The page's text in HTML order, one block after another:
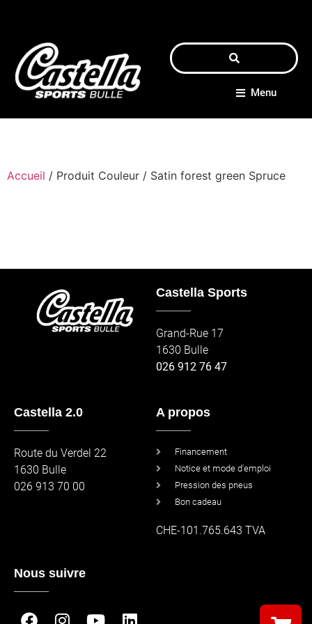
Menu
Accueil / Produit Couleur / Satin forest green Spruce
Castella Sports
Grand-Rue 17
1630 Bulle
026 912 76 47
Castella 2.0
Route du Verdel 22
1630 Bulle
026 913 70 00
A propos
Financement
Notice et mode d'emploi
Pression des pneus
Bon cadeau
CHE-101.765.643 TVA
Nous suivre